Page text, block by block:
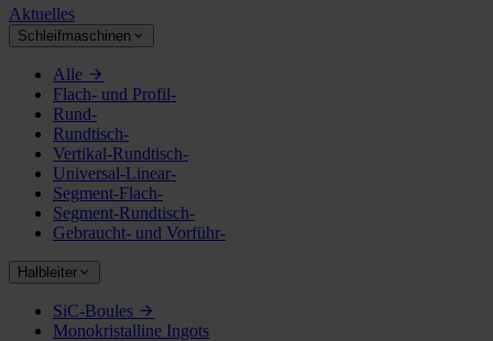
Aktuelles
Schleifmaschinen
Alle
Flach- und Profil-
Rund-
Rundtisch-
Vertikal-Rundtisch-
Universal-Linear-
Segment-Flach-
Segment-Rundtisch-
Gebraucht- und Vorführ-
Halbleiter
SiC-Boules
Monokristalline Ingots